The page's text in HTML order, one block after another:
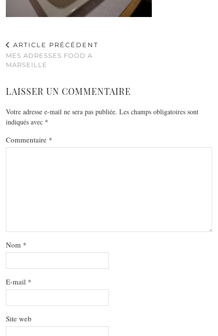
ARTICLE PRÉCÉDENT
MES ADRESSES FOOD A
MARSEILLE
LAISSER UN COMMENTAIRE
Votre adresse e-mail ne sera pas publiée. Les champs obligatoires sont
indiqués avec *
Commentaire *
Nom *
E-mail *
Site web